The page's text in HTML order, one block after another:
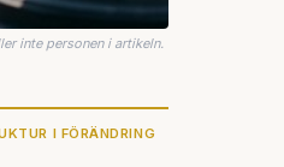
inte personen i artikeln.
I FÖRÄNDRING